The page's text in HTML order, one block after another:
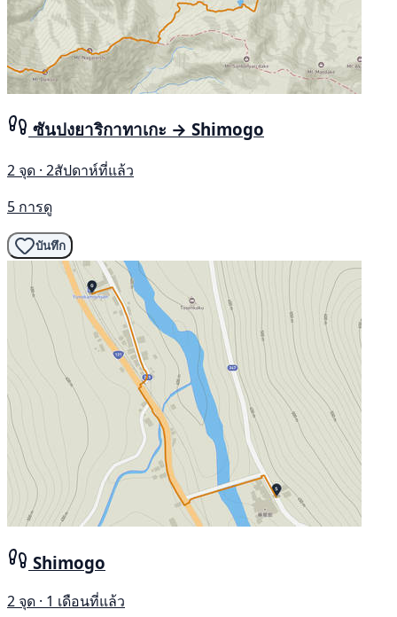
ซันปงยาริกาทาเกะ → Shimogo
2 จุด · 2สัปดาห์ที่แล้ว
5 การดู
บันทึก
Shimogo
2 จุด · 1 เดือนที่แล้ว